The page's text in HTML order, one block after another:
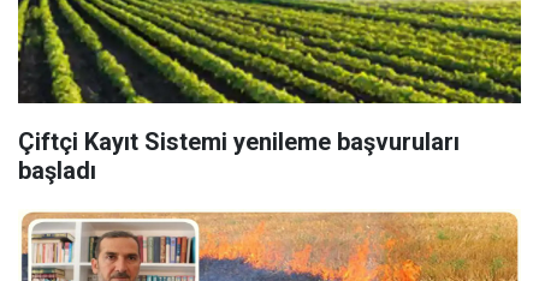
Çiftçi Kayıt Sistemi yenileme başvuruları
başladı